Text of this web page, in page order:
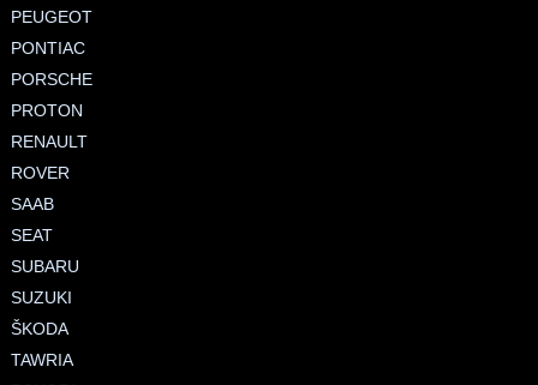
PEUGEOT
PONTIAC
PORSCHE
PROTON
RENAULT
ROVER
SAAB
SEAT
SUBARU
SUZUKI
ŠKODA
TAWRIA